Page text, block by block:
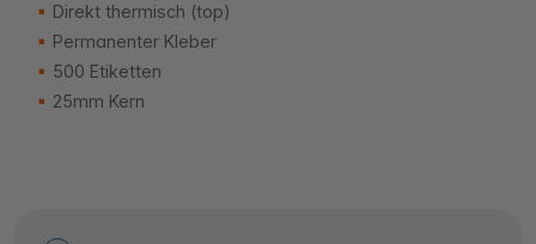
Direkt thermisch (top)
Permanenter Kleber
500 Etiketten
25mm Kern